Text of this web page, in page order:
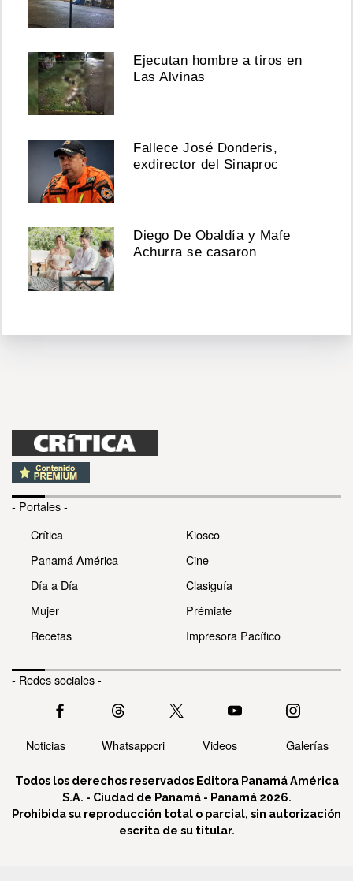
Ejecutan hombre a tiros en
Las Alvinas
Fallece José Donderis,
exdirector del Sinaproc
Diego De Obaldía y Mafe
Achurra se casaron
- Portales -
Crítica
Panamá América
Día a Día
Mujer
Recetas
Kiosco
Cine
Clasiguía
Prémiate
Impresora Pacífico
- Redes sociales -
Noticias Whatsappcri Videos Galerías
Todos los derechos reservados Editora Panamá América
S.A. - Ciudad de Panamá - Panamá 2026.
Prohibida su reproducción total o parcial, sin autorización
escrita de su titular.